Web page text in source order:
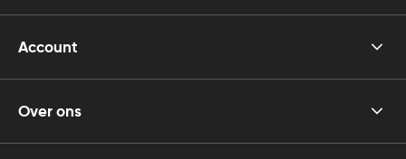
Account
Over ons